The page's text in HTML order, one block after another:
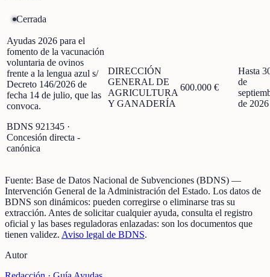
Cerrada
Ayudas 2026 para el
fomento de la vacunación
voluntaria de ovinos
frente a la lengua azul s/
Decreto 146/2026 de
fecha 14 de julio, que las
convoca.
BDNS 921345 ·
Concesión directa -
canónica
DIRECCIÓN
GENERAL DE
AGRICULTURA
Y GANADERÍA
600.000 €
Hasta
de
de 2026
Fuente: Base de Datos Nacional de Subvenciones (BDNS) —
Intervención General de la Administración del Estado. Los datos de
BDNS son dinámicos: pueden corregirse o eliminarse tras su
extracción. Antes de solicitar cualquier ayuda, consulta el registro
oficial y las bases reguladoras enlazadas: son los documentos que
tienen validez. Aviso legal de BDNS.
Autor